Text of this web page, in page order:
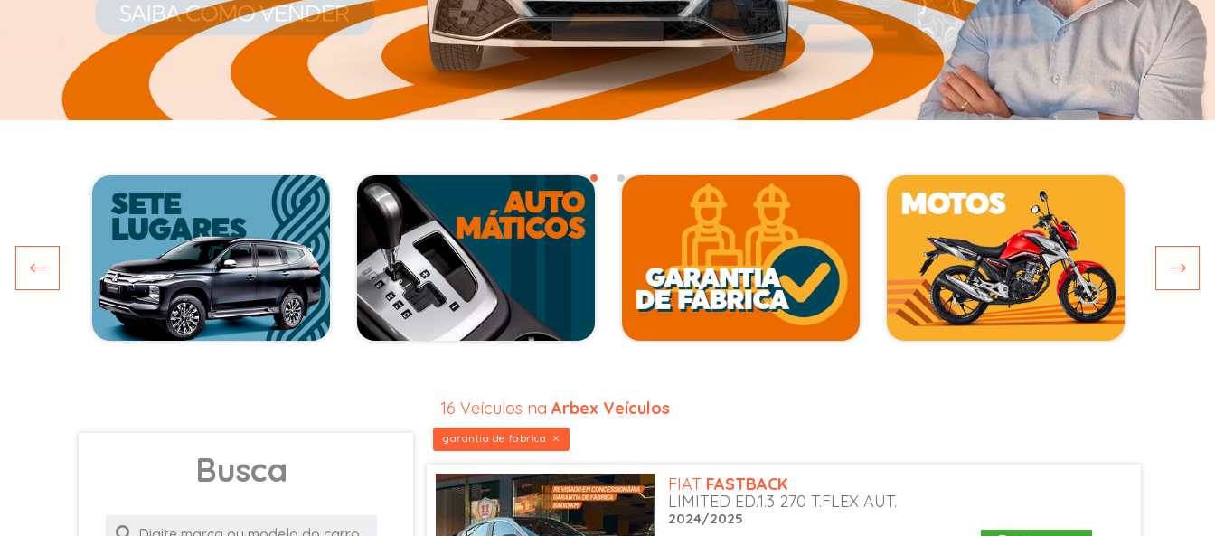
Busca
16 Veículos na Arbex Veículos
garantia de fabrica
FIAT FASTBACK
LIMITED ED.1.3 270 T.FLEX AUT.
2024/2025